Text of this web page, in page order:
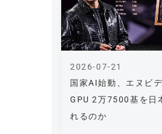
国家AI始動、エヌビ
GPU 2万7500基を日
れるのか
2026-07-21